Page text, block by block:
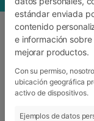
ETIQUETA
estándar enviada
contenido
e información
mejorar productos.
Con su permiso,
ubicación geográfica
activo de dispositivos.
Ejemplos de datos